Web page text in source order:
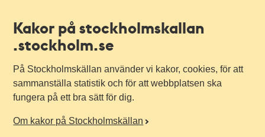
Kakor på stockholmskallan
.stockholm.se
På Stockholmskällan använder vi kakor, cookies, för att
sammanställa statistik och för att webbplatsen ska
fungera på ett bra sätt för dig.
Om kakor på Stockholmskällan